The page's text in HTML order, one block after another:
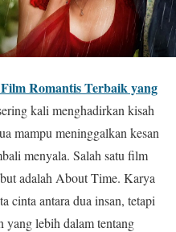
Romantis Terbaik yang
kali menghadirkan kisah
mampu meninggalkan kesan
menyala. Salah satu film
adalah About Time. Karya
cinta antara dua insan, tetapi
yang lebih dalam tentang